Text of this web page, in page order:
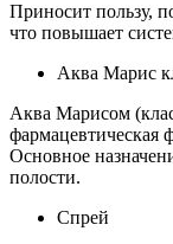
Приносит пользу,
что повышает
Аква Марис
Аква Марисом
фармацевтическая
Основное
полости.
Спрей